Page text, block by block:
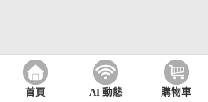
首頁 AI 動態 購物車